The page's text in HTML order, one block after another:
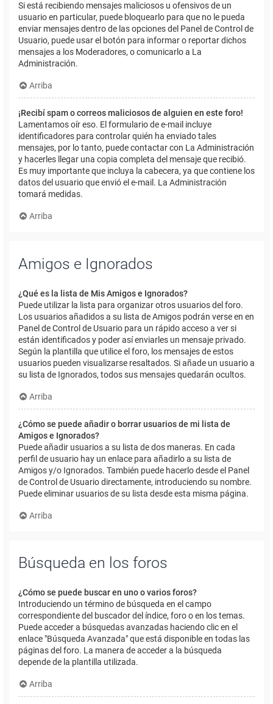
Si está recibiendo mensajes maliciosos u ofensivos de un
usuario en particular, puede bloquearlo para que no le pueda
enviar mensajes dentro de las opciones del Panel de Control de
Usuario, puede usar el botón para informar o reportar dichos
mensajes a los Moderadores, o comunicarlo a La
Administración.
Arriba
¡Recibí spam o correos maliciosos de alguien en este foro!
Lamentamos oír eso. El formulario de e-mail incluye
identificadores para controlar quién ha enviado tales
mensajes, por lo tanto, puede contactar con La Administración
y hacerles llegar una copia completa del mensaje que recibió.
Es muy importante que incluya la cabecera, ya que contiene los
datos del usuario que envió el e-mail. La Administración
tomará medidas.
Arriba
Amigos e Ignorados
¿Qué es la lista de Mis Amigos e Ignorados?
Puede utilizar la lista para organizar otros usuarios del foro.
Los usuarios añadidos a su lista de Amigos podrán verse en en
Panel de Control de Usuario para un rápido acceso a ver si
están identificados y poder así enviarles un mensaje privado.
Según la plantilla que utilice el foro, los mensajes de estos
usuarios pueden visualizarse resaltados. Si añade un usuario a
su lista de Ignorados, todos sus mensajes quedarán ocultos.
Arriba
¿Cómo se puede añadir o borrar usuarios de mi lista de
Amigos e Ignorados?
Puede añadir usuarios a su lista de dos maneras. En cada
perfil de usuario hay un enlace para añadirlo a su lista de
Amigos y/o Ignorados. También puede hacerlo desde el Panel
de Control de Usuario directamente, introduciendo su nombre.
Puede eliminar usuarios de su lista desde esta misma página.
Arriba
Búsqueda en los foros
¿Cómo se puede buscar en uno o varios foros?
Introduciendo un término de búsqueda en el campo
correspondiente del buscador del índice, foro o en los temas.
Puede acceder a búsquedas avanzadas haciendo clic en el
enlace "Búsqueda Avanzada" que está disponible en todas las
páginas del foro. La manera de acceder a la búsqueda
depende de la plantilla utilizada.
Arriba